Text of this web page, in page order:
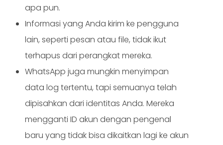
apa pun.
Informasi yang Anda kirim ke pengguna
lain, seperti pesan atau file, tidak ikut
terhapus dari perangkat mereka.
WhatsApp juga mungkin menyimpan
data log tertentu, tapi semuanya telah
dipisahkan dari identitas Anda. Mereka
mengganti ID akun dengan pengenal
baru yang tidak bisa dikaitkan lagi ke akun